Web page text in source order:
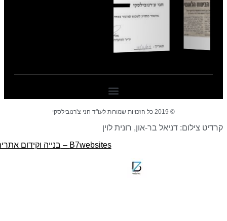
צילום: דניאל בר-און, רונית לוין
B7websites –
בנייה וקידום אתרים